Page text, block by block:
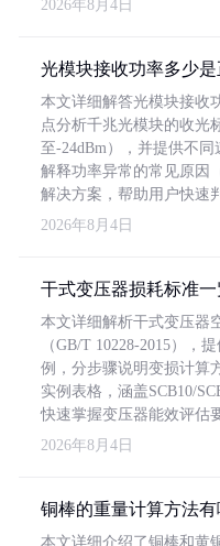
2026年8月4日
光模块接收功率多少是
本文详细解答光模块接收
点分析千兆光模块的收光
至-24dBm），并提供不
解释功率异常的常见原因
解决方案，帮助用户快速
2026年8月4日
干式变压器损耗标准
本文详细解析干式变压器
（GB/T 10228-2015），
例，分步骤说明变损计算
实例表格，涵盖SCB10/
快速掌握变压器能效评估
2026年8月4日
铜棒的重量计算方法
本文详细介绍了铜棒和黄